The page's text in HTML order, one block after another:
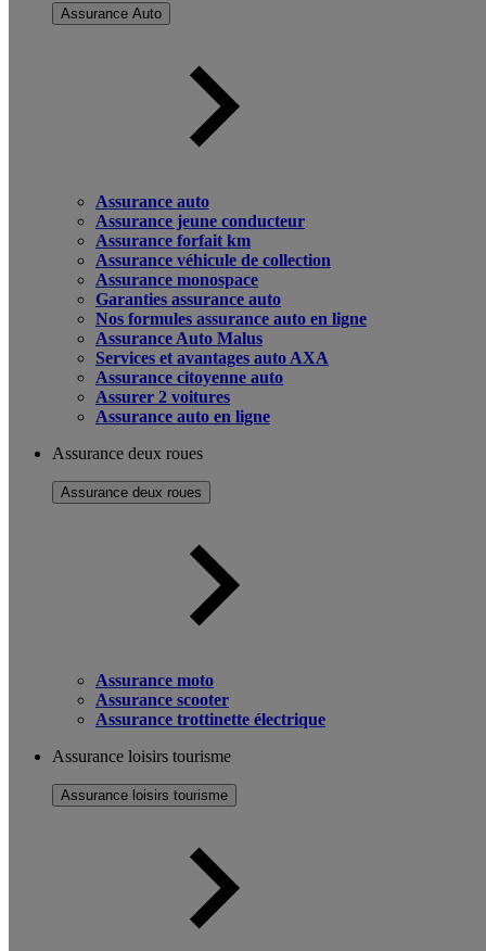
Assurance Auto
Assurance auto
Assurance jeune conducteur
Assurance forfait km
Assurance véhicule de collection
Assurance monospace
Garanties assurance auto
Nos formules assurance auto en ligne
Assurance Auto Malus
Services et avantages auto AXA
Assurance citoyenne auto
Assurer 2 voitures
Assurance auto en ligne
Assurance deux roues
Assurance deux roues
Assurance moto
Assurance scooter
Assurance trottinette électrique
Assurance loisirs tourisme
Assurance loisirs tourisme